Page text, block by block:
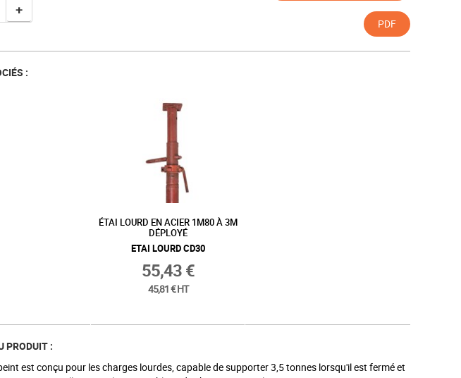
+
PDF
:
ÉTAI LOURD EN ACIER 1M80 À 3M
DÉPLOYÉ
ETAI LOURD CD30
55,43 €
45,81 € HT
PRODUIT :
est conçu pour les charges lourdes, capable de supporter 3,5 tonnes lorsqu'il est fermé et